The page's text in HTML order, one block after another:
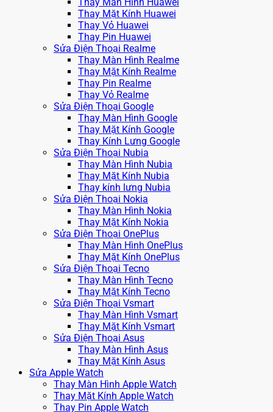
Thay Màn Hình Huawei
Thay Mặt Kính Huawei
Thay Vỏ Huawei
Thay Pin Huawei
Sửa Điện Thoại Realme
Thay Màn Hình Realme
Thay Mặt Kính Realme
Thay Pin Realme
Thay Vỏ Realme
Sửa Điện Thoại Google
Thay Màn Hình Google
Thay Mặt Kính Google
Thay Kính Lưng Google
Sửa Điện Thoại Nubia
Thay Màn Hình Nubia
Thay Mặt Kính Nubia
Thay kính lưng Nubia
Sửa Điện Thoại Nokia
Thay Màn Hình Nokia
Thay Mặt Kính Nokia
Sửa Điện Thoại OnePlus
Thay Màn Hình OnePlus
Thay Mặt Kính OnePlus
Sửa Điện Thoại Tecno
Thay Màn Hình Tecno
Thay Mặt Kính Tecno
Sửa Điện Thoại Vsmart
Thay Màn Hình Vsmart
Thay Mặt Kính Vsmart
Sửa Điện Thoại Asus
Thay Màn Hình Asus
Thay Mặt Kính Asus
Sửa Apple Watch
Thay Màn Hình Apple Watch
Thay Mặt Kính Apple Watch
Thay Pin Apple Watch